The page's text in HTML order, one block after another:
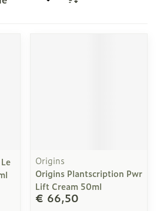
op:
Origins
Origins Plantscription Pwr
Lift Cream 50ml
€ 66,50